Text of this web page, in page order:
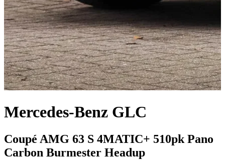
Mercedes-Benz GLC
Coupé AMG 63 S 4MATIC+ 510pk Pano
Carbon Burmester Headup